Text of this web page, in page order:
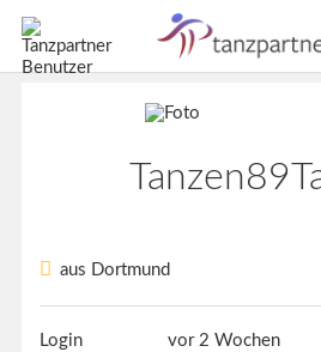
aus Dortmund
Login
vor 2 Wochen